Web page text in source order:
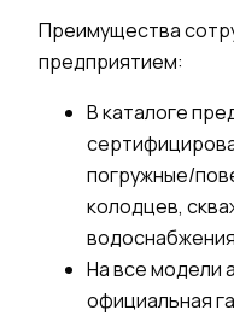
Преимущества
предприятием:
Вкаталоге
погружные/
колодцев,
На все модели
официальная